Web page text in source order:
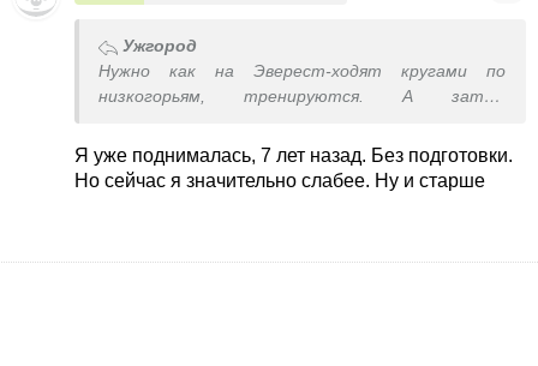
Ужгород
Нужно как на Эверест-ходят кругами по
низкогорьям, тренируются. А затем
Но опять же,что такое Говерла по сравнению с
Эверестом-ничего.Знаю многих людей,которые
Я уже поднималась, 7 лет назад. Без подготовки.
Но сейчас я значительно слабее. Ну и старше